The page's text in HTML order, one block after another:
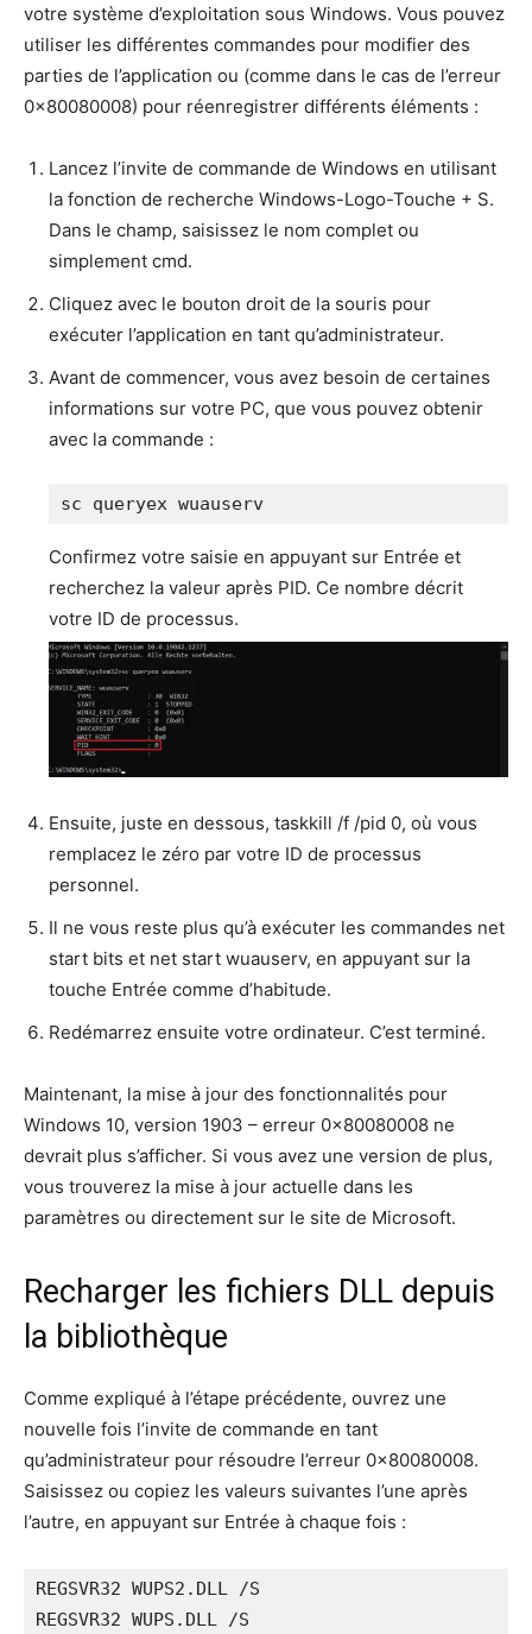
votre système d’exploitation sous Windows. Vous pouvez
utiliser les différentes commandes pour modifier des
parties de l’application ou (comme dans le cas de l’erreur
0x80080008) pour réenregistrer différents éléments :
Lancez l’invite de commande de Windows en utilisant
la fonction de recherche Windows-Logo-Touche + S.
Dans le champ, saisissez le nom complet ou
simplement cmd.
Cliquez avec le bouton droit de la souris pour
exécuter l’application en tant qu’administrateur.
Avant de commencer, vous avez besoin de certaines
informations sur votre PC, que vous pouvez obtenir
avec la commande :
sc queryex wuauserv
Confirmez votre saisie en appuyant sur Entrée et
recherchez la valeur après PID. Ce nombre décrit
votre ID de processus.
Ensuite, juste en dessous, taskkill /f /pid 0, où vous
remplacez le zéro par votre ID de processus
personnel.
Il ne vous reste plus qu’à exécuter les commandes net
start bits et net start wuauserv, en appuyant sur la
touche Entrée comme d’habitude.
Redémarrez ensuite votre ordinateur. C’est terminé.
Maintenant, la mise à jour des fonctionnalités pour
Windows 10, version 1903 – erreur 0x80080008 ne
devrait plus s’afficher. Si vous avez une version de plus,
vous trouverez la mise à jour actuelle dans les
paramètres ou directement sur le site de Microsoft.
Recharger les fichiers DLL depuis
la bibliothèque
Comme expliqué à l’étape précédente, ouvrez une
nouvelle fois l’invite de commande en tant
qu’administrateur pour résoudre l’erreur 0x80080008.
Saisissez ou copiez les valeurs suivantes l’une après
l’autre, en appuyant sur Entrée à chaque fois :
REGSVR32 WUPS2.DLL /S
REGSVR32 WUPS.DLL /S